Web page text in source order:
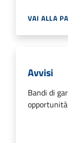
VAI ALLA
Avvisi
Bandi di